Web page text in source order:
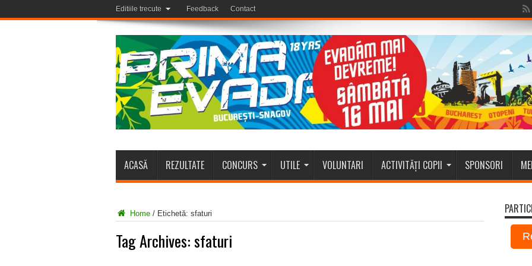
Editiile trecute Feedback Contact
ACASĂ REZULTATE CONCURS UTILE VOLUNTARI ACTIVITĂȚI COPII SPONSORI
Home / Etichetă: sfaturi
Tag Archives:sfaturi